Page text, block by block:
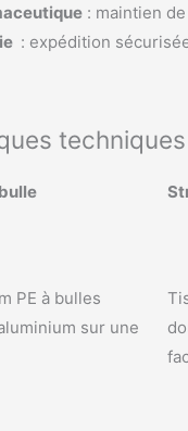
: maintien
: expédition
techniques
PE à bulles
sur une